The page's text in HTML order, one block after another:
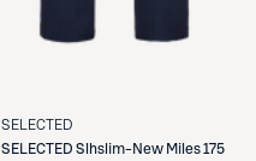
SELECTED
SELECTED Slhslim-New Miles 175